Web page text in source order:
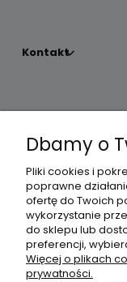
Kontakt
Dbamy o
Pliki cookies i
poprawne
ofertę do Twoich
wykorzystanie
do sklepu lub
preferencji,
Więcej o plikach
prywatności.